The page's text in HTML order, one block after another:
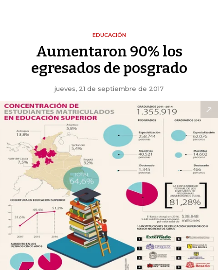
EDUCACIÓN
Aumentaron 90% los
egresados de posgrado
jueves, 21 de septiembre de 2017